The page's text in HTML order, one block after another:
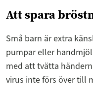
Att spara
Små barn är extra
pumpar eller
med att tvätta
virus inte förs över till